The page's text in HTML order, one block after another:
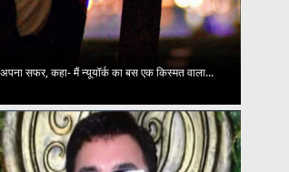
सफर, कहा- मैं न्यूयॉर्क का बस एक किस्मत वाला...